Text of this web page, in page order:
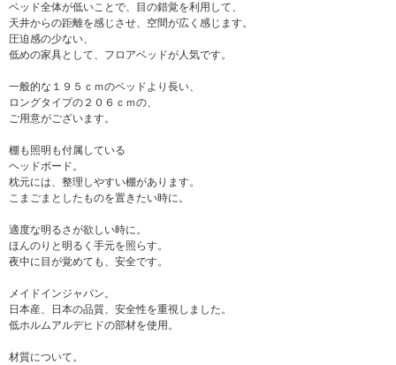
ベッド全体が低いことで、目の錯覚を利用して、
天井からの距離を感じさせ、空間が広く感じます。
圧迫感の少ない、
低めの家具として、フロアベッドが人気です。
一般的な１９５ｃｍのベッドより長い、
ロングタイプの２０６ｃｍの、
ご用意がございます。
棚も照明も付属している
ヘッドボード。
枕元には、整理しやすい棚があります。
こまごまとしたものを置きたい時に。
適度な明るさが欲しい時に。
ほんのりと明るく手元を照らす。
夜中に目が覚めても、安全です。
メイドインジャパン。
日本産、日本の品質、安全性を重視しました。
低ホルムアルデヒドの部材を使用。
材質について。